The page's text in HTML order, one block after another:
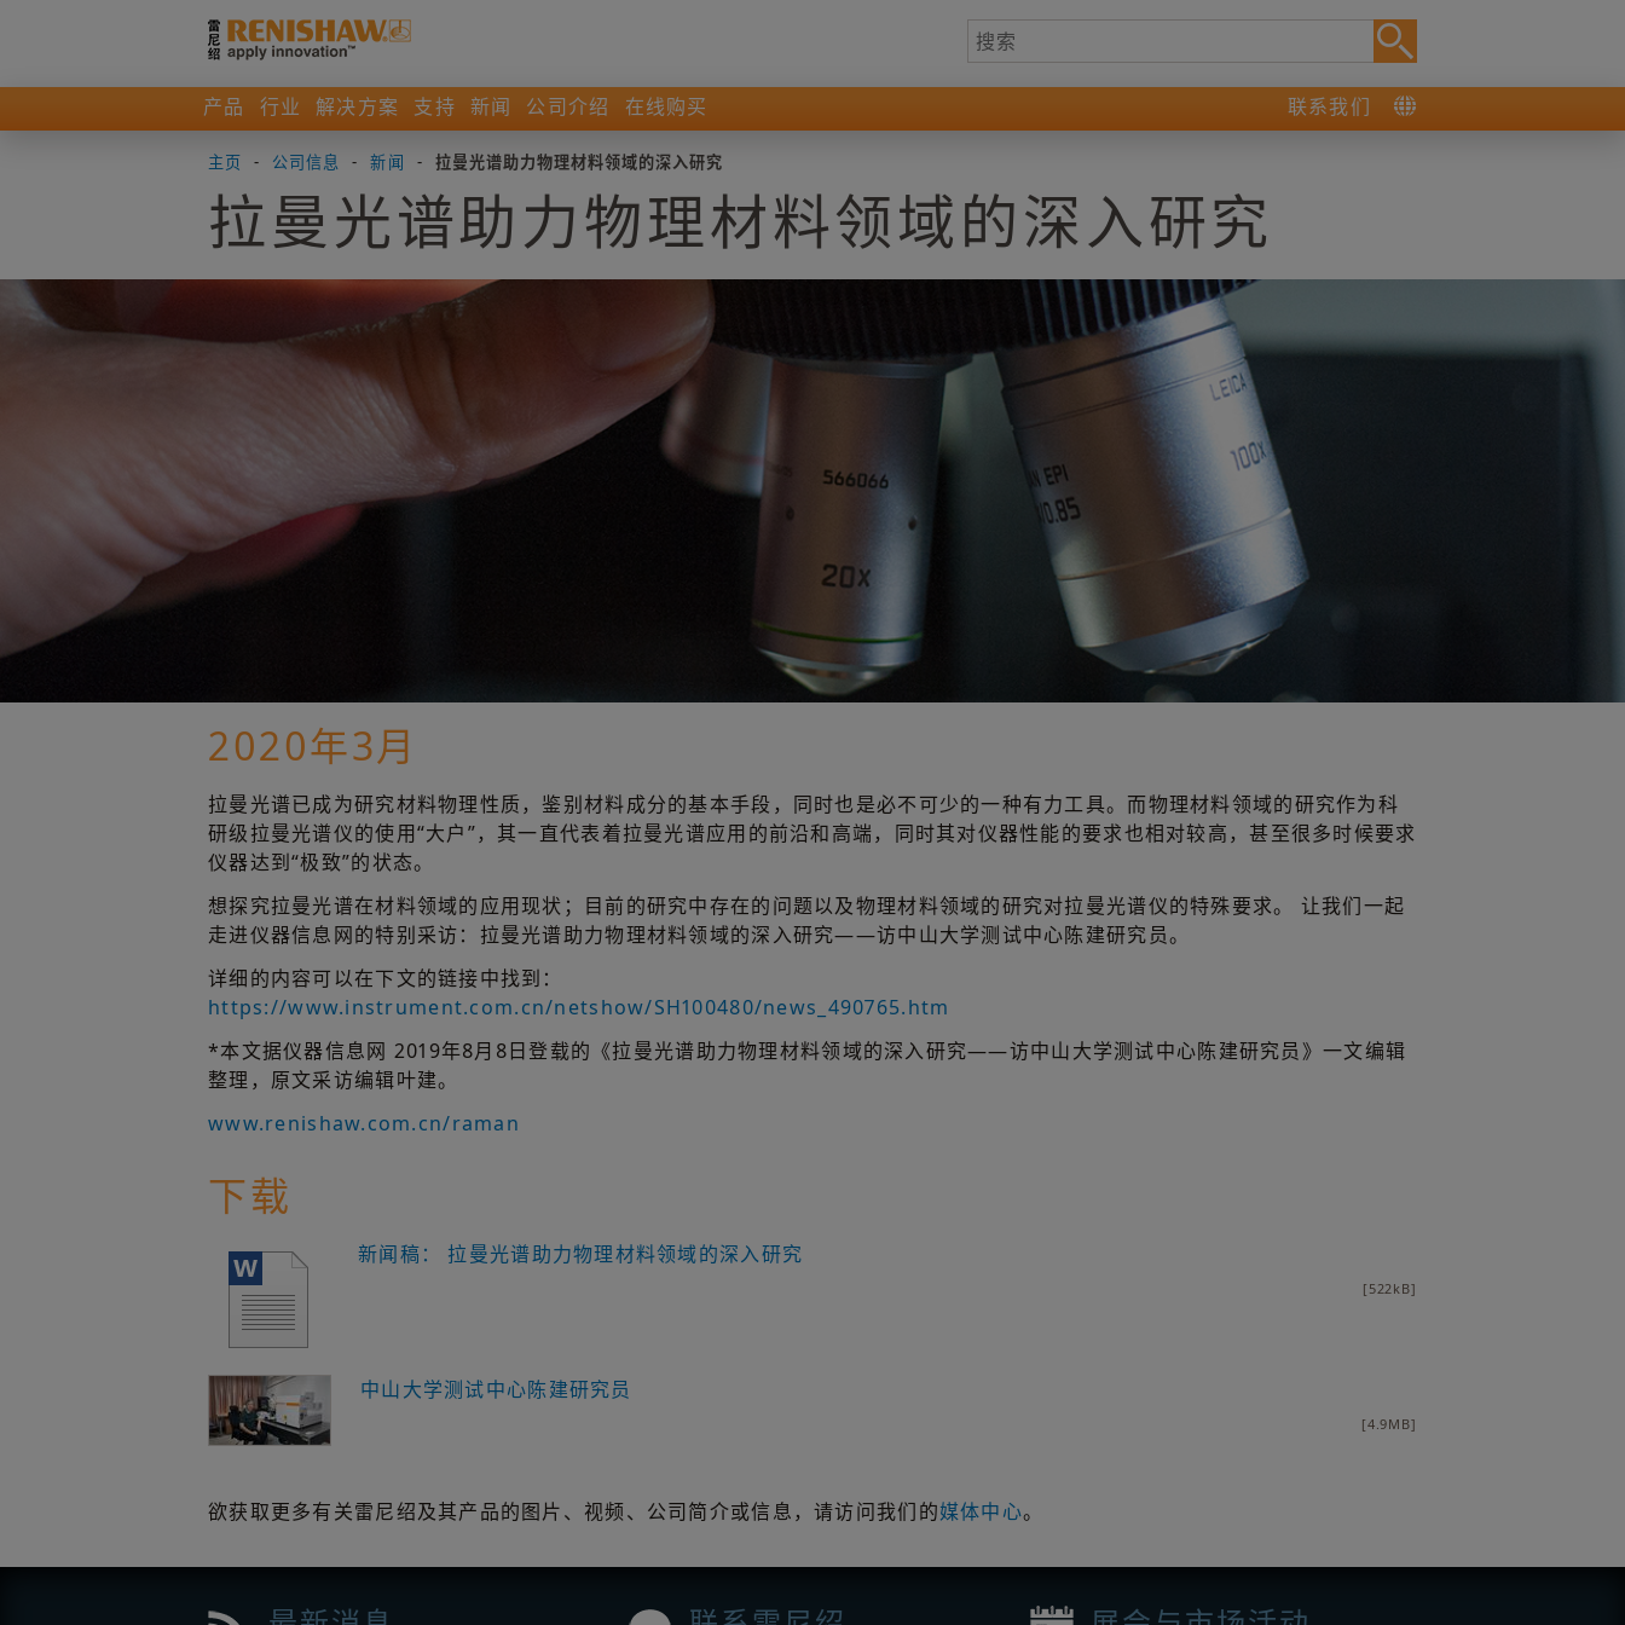
产品 行业 解决方案 支持 新闻 公司介绍 在线购买 联系我们
主页 - 公司信息 - 新闻 - 拉曼光谱助力物理材料领域的深入研究
拉曼光谱助力物理材料领域的深入研究
2020年3月
拉曼光谱已成为研究材料物理性质，鉴别材料成分的基本手段，同时也是必不可少的一种有力工具。而物理材料领域的研究作为科
研级拉曼光谱仪的使用“大户”，其一直代表着拉曼光谱应用的前沿和高端，同时其对仪器性能的要求也相对较高，甚至很多时候要求
仪器达到“极致”的状态。
想探究拉曼光谱在材料领域的应用现状；目前的研究中存在的问题以及物理材料领域的研究对拉曼光谱仪的特殊要求。 让我们一起
走进仪器信息网的特别采访：拉曼光谱助力物理材料领域的深入研究——访中山大学测试中心陈建研究员。
详细的内容可以在下文的链接中找到：
https://www.instrument.com.cn/netshow/SH100480/news_490765.htm
*本文据仪器信息网 2019年8月8日登载的《拉曼光谱助力物理材料领域的深入研究——访中山大学测试中心陈建研究员》一文编辑
整理，原文采访编辑叶建。
www.renishaw.com.cn/raman
下载
新闻稿： 拉曼光谱助力物理材料领域的深入研究
[522kB]
中山大学测试中心陈建研究员
[4.9MB]
欲获取更多有关雷尼绍及其产品的图片、视频、公司简介或信息，请访问我们的媒体中心。